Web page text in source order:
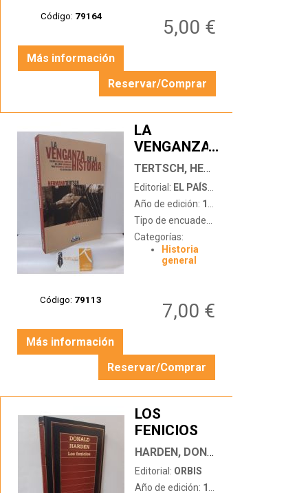
Código: 79164 5,00 €
Más información
Reservar/Comprar
Código: 79113
LA
VENGANZA
DE LA
HISTORIA
…
TERTSCH, HERMANN
Editorial: EL PAÍS - AGUILAR
Año de edición: 1999
Tipo de encuadernación:
Categorías:
Historia
general
7,00 €
Más información
Reservar/Comprar
LOS
FENICIOS
HARDEN, DONALD
Editorial: ORBIS
Año de edición: 1987